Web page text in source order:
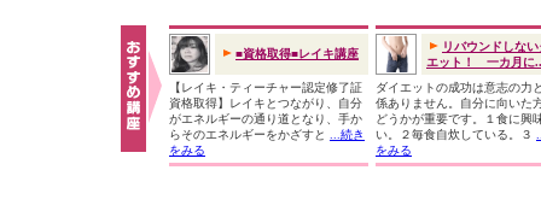
■資格取得■レイキ講座
【レイキ・ティーチャー認定修了証
資格取得】レイキとつながり、自分
がエネルギーの通り道となり、手か
らそのエネルギーをかざすと
...続き
をみる
リバウンドしな
エット！ 一カ月に
ダイエットの成功は意志の力
係ありません。自分に向いた
どうかが重要です。１食に興
い。２毎食自炊している。３
をみる